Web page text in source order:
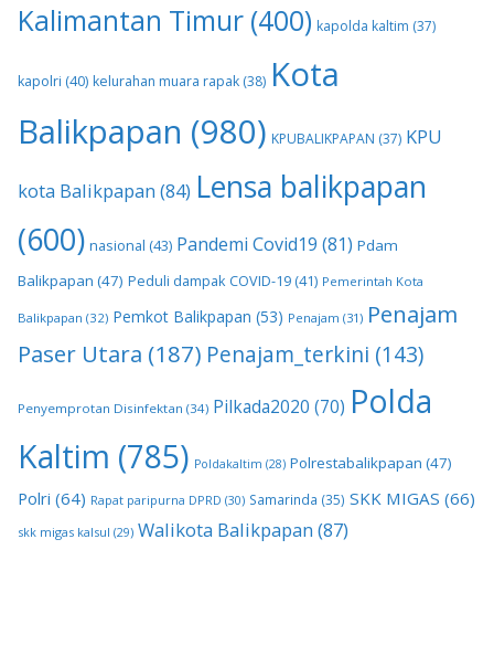
Kalimantan Timur (400) kapolda kaltim (37)
kapolri (40) kelurahan muara rapak (38) Kota
Balikpapan (980) KPUBALIKPAPAN (37) KPU
kota Balikpapan (84) Lensa balikpapan
(600) nasional (43) Pandemi Covid19 (81) Pdam
Balikpapan (47) Peduli dampak COVID-19 (41) Pemerintah Kota
Balikpapan (32) Pemkot Balikpapan (53) Penajam (31) Penajam
Paser Utara (187) Penajam_terkini (143)
Penyemprotan Disinfektan (34) Pilkada2020 (70) Polda
Kaltim (785) Poldakaltim (28) Polrestabalikpapan (47)
Polri (64) Rapat paripurna DPRD (30) Samarinda (35) SKK MIGAS (66)
skk migas kalsul (29) Walikota Balikpapan (87)